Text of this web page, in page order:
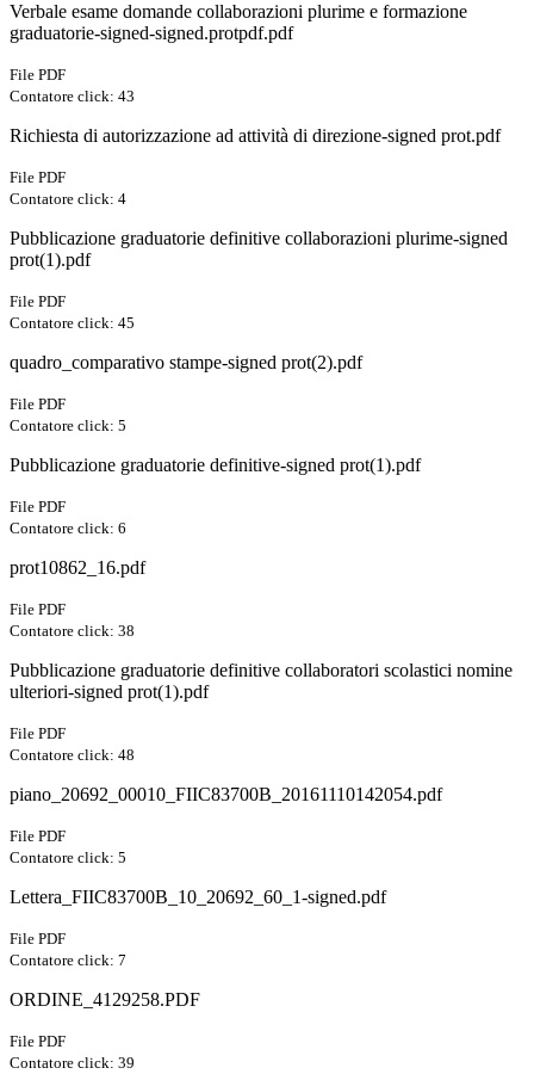
Verbale esame domande collaborazioni plurime e formazione
graduatorie-signed-signed.protpdf.pdf
File PDF
Contatore click: 43
Richiesta di autorizzazione ad attività di direzione-signed prot.pdf
File PDF
Contatore click: 4
Pubblicazione graduatorie definitive collaborazioni plurime-signed
prot(1).pdf
File PDF
Contatore click: 45
quadro_comparativo stampe-signed prot(2).pdf
File PDF
Contatore click: 5
Pubblicazione graduatorie definitive-signed prot(1).pdf
File PDF
Contatore click: 6
prot10862_16.pdf
File PDF
Contatore click: 38
Pubblicazione graduatorie definitive collaboratori scolastici nomine
ulteriori-signed prot(1).pdf
File PDF
Contatore click: 48
piano_20692_00010_FIIC83700B_20161110142054.pdf
File PDF
Contatore click: 5
Lettera_FIIC83700B_10_20692_60_1-signed.pdf
File PDF
Contatore click: 7
ORDINE_4129258.PDF
File PDF
Contatore click: 39